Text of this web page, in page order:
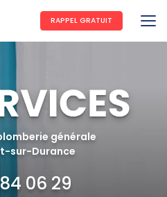
RAPPEL GRATUIT
générale
sur-Durance
06 29